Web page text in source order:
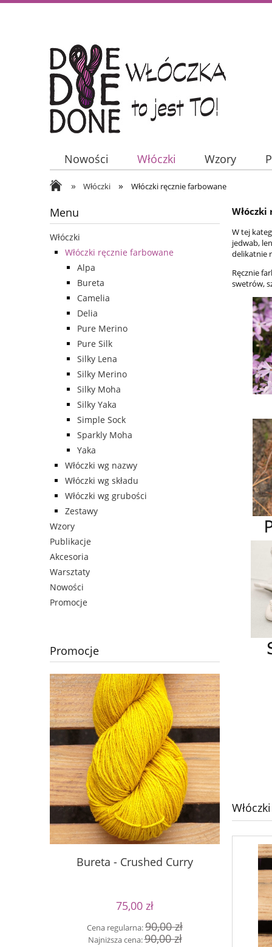
Nowości Włóczki Wzory
» Włóczki » Włóczki ręcznie farbowane
Menu
Włóczki
Włóczki ręcznie farbowane
Alpa
Bureta
Camelia
Delia
Pure Merino
Pure Silk
Silky Lena
Silky Merino
Silky Moha
Silky Yaka
Simple Sock
Sparkly Moha
Yaka
Włóczki wg nazwy
Włóczki wg składu
Włóczki wg grubości
Zestawy
Wzory
Publikacje
Akcesoria
Warsztaty
Nowości
Promocje
Promocje
Bureta - Crushed Curry
75,00 zł
Cena regularna:90,00 zł
Najniższa cena:90,00 zł
W tej
jedwab,
delikatnie
Ręcznie
swetrów,